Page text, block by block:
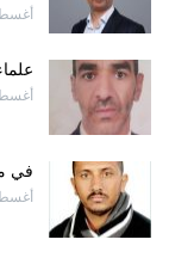
أغسطس
أغسطس
في
أغسطس